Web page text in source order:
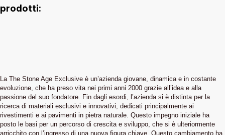
prodotti:
La The Stone Age Exclusive è un’azienda giovane, dinamica e in costante
evoluzione, che ha preso vita nei primi anni 2000 grazie all’idea e alla
passione del suo fondatore. Fin dagli esordi, l’azienda si è distinta per la
ricerca di materiali esclusivi e innovativi, dedicati principalmente ai
rivestimenti e ai pavimenti in pietra naturale. Questo impegno iniziale ha
posto le basi per un percorso di crescita e sviluppo, che si è ulteriormente
arricchito con l’ingresso di una nuova figura chiave. Questo cambiamento ha